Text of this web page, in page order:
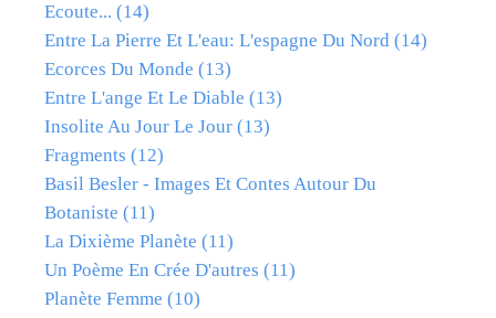
Ecoute... (14)
Entre La Pierre Et L'eau: L'espagne Du Nord (14)
Ecorces Du Monde (13)
Entre L'ange Et Le Diable (13)
Insolite Au Jour Le Jour (13)
Fragments (12)
Basil Besler - Images Et Contes Autour Du
Botaniste (11)
La Dixième Planète (11)
Un Poème En Crée D'autres (11)
Planète Femme (10)